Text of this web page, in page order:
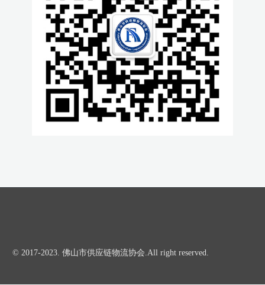
© 2017-2023.佛山市供应链物流协会.All right reserved.